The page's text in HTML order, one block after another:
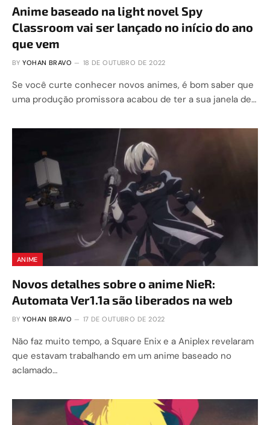
Anime baseado na light novel Spy
Classroom vai ser lançado no início do ano
que vem
BY YOHAN BRAVO 18 DE OUTUBRO DE 2022
Se você curte conhecer novos animes, é bom saber que
uma produção promissora acabou de ter a sua janela de…
ANIME
Novos detalhes sobre o anime NieR:
Automata Ver1.1a são liberados na web
BY YOHAN BRAVO 17 DE OUTUBRO DE 2022
Não faz muito tempo, a Square Enix e a Aniplex revelaram
que estavam trabalhando em um anime baseado no
aclamado…